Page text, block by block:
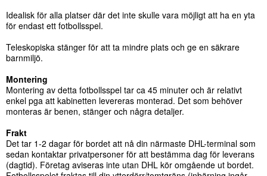
Idealisk för alla platser där det inte skulle vara möjligt att ha en yta
för endast ett fotbollsspel.
Teleskopiska stänger för att ta mindre plats och ge en säkrare
barnmiljö.
Montering
Montering av detta fotbollsspel tar ca 45 minuter och är relativt
enkel pga att kabinetten levereras monterad. Det som behöver
monteras är benen, stänger och några detaljer.
Frakt
Det tar 1-2 dagar för bordet att nå din närmaste DHL-terminal som
sedan kontaktar privatpersoner för att bestämma dag för leverans
(dagtid). Företag aviseras inte utan DHL kör omgående ut bordet.